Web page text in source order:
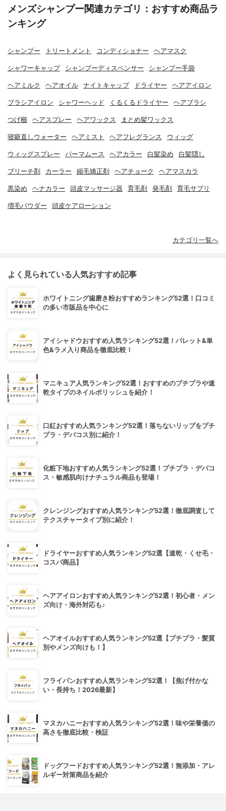
メンズシャンプー関連カテゴリ：おすすめ商品ラ
ンキング
シャンプー トリートメント コンディショナー ヘアマスク
シャワーキャップ シャンプーディスペンサー シャンプー手袋
ヘアミルク ヘアオイル ナイトキャップ ドライヤー ヘアアイロン
ブラシアイロン シャワーヘッド くるくるドライヤー ヘアブラシ
つげ櫛 ヘアスプレー ヘアワックス まとめ髪ワックス
寝癖直しウォーター ヘアミスト ヘアフレグランス ウィッグ
ウィッグスプレー パーマムース ヘアカラー 白髪染め 白髪隠し
ブリーチ剤 カーラー 縮毛矯正剤 ヘアチョーク ヘアマスカラ
黒染め ヘナカラー 頭皮マッサージ器 育毛剤 発毛剤 育毛サプリ
増毛パウダー 頭皮ケアローション
カテゴリ一覧へ
よく見られている人気おすすめ記事
ホワイトニング歯磨き粉おすすめランキング52選！口コミ
の多い市販品を中心に
アイシャドウおすすめ人気ランキング52選！パレット&単
色&ラメ入り商品を徹底比較！
マニキュア人気ランキング52選！おすすめのプチプラや速
乾タイプのネイルポリッシュを紹介！
口紅おすすめ人気ランキング52選！落ちないリップをプチ
プラ・デパコス別に紹介！
化粧下地おすすめ人気ランキング52選！プチプラ・デパコ
ス・敏感肌向けナチュラル商品も登場！
クレンジングおすすめ人気ランキング52選！徹底調査して
テクスチャータイプ別に紹介！
ドライヤーおすすめ人気ランキング52選【速乾・くせ毛・
コスパ商品】
ヘアアイロンおすすめ人気ランキング52選！初心者・メン
ズ向け・海外対応も♪
ヘアオイルおすすめ人気ランキング52選【プチプラ・髪質
別やメンズ向けも！】
フライパンおすすめ人気ランキング52選！【焦げ付かな
い・長持ち！2026最新】
マヌカハニーおすすめ人気ランキング52選！味や栄養価の
高さを徹底比較・検証
ドッグフードおすすめ人気ランキング52選！無添加・アレ
ルギー対策商品を紹介